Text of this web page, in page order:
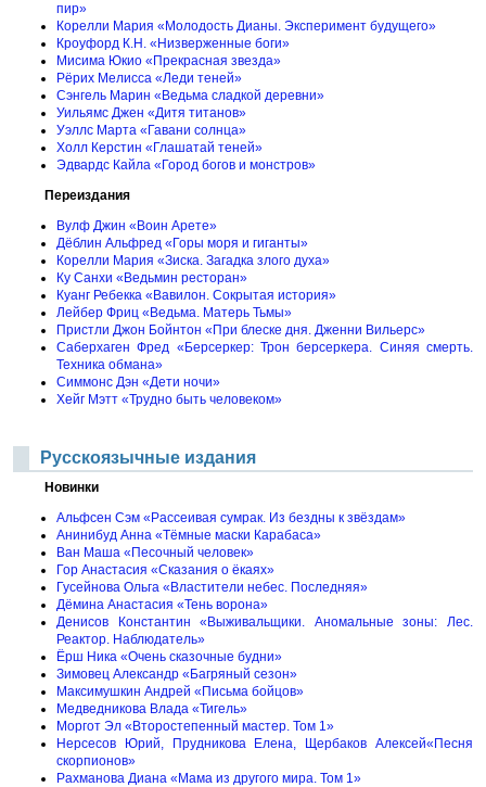
пир»
Корелли Мария «Молодость Дианы. Эксперимент будущего»
Кроуфорд К.Н. «Низверженные боги»
Мисима Юкио «Прекрасная звезда»
Рёрих Мелисса «Леди теней»
Сэнгель Марин «Ведьма сладкой деревни»
Уильямс Джен «Дитя титанов»
Уэллс Марта «Гавани солнца»
Холл Керстин «Глашатай теней»
Эдвардс Кайла «Город богов и монстров»
Переиздания
Вулф Джин «Воин Арете»
Дёблин Альфред «Горы моря и гиганты»
Корелли Мария «Зиска. Загадка злого духа»
Ку Санхи «Ведьмин ресторан»
Куанг Ребекка «Вавилон. Сокрытая история»
Лейбер Фриц «Ведьма. Матерь Тьмы»
Пристли Джон Бойнтон «При блеске дня. Дженни Вильерс»
Саберхаген Фред «Берсеркер: Трон берсеркера. Синяя смерть.
Техника обмана»
Симмонс Дэн «Дети ночи»
Хейг Мэтт «Трудно быть человеком»
Русскоязычные издания
Новинки
Альфсен Сэм «Рассеивая сумрак. Из бездны к звёздам»
Анинибуд Анна «Тёмные маски Карабаса»
Ван Маша «Песочный человек»
Гор Анастасия «Сказания о ёкаях»
Гусейнова Ольга «Властители небес. Последняя»
Дёмина Анастасия «Тень ворона»
Денисов Константин «Выживальщики. Аномальные зоны: Лес.
Реактор. Наблюдатель»
Ёрш Ника «Очень сказочные будни»
Зимовец Александр «Багряный сезон»
Максимушкин Андрей «Письма бойцов»
Медведникова Влада «Тигель»
Моргот Эл «Второстепенный мастер. Том 1»
Нерсесов Юрий, Прудникова Елена, Щербаков Алексей«Песня
скорпионов»
Рахманова Диана «Мама из другого мира. Том 1»